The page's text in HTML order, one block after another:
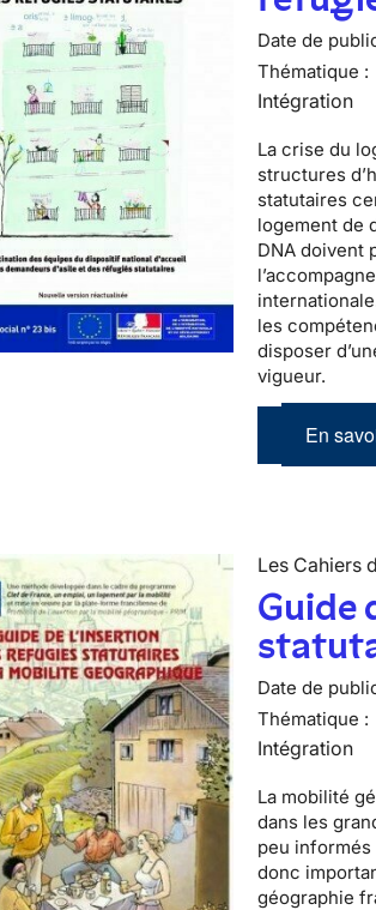
Date de
Thématique :
Intégration
Lacrise du
structures
statutaires
logement de
DNA doivent
internationale
les
disposer
vigueur.
En
Les Cahiers
Guide
Date de
Thématique :
Intégration
La mobilité
dans les
peu
donc
géographie